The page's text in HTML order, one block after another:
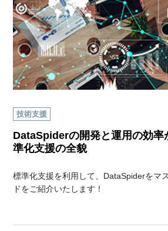
技術支援
DataSpiderの開発と運用の効率
準化支援の全貌
標準化支援を利用して、DataSpiderをマ
ドをご紹介いたします！